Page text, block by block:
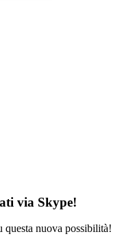
via Skype!
nuova possibilità!